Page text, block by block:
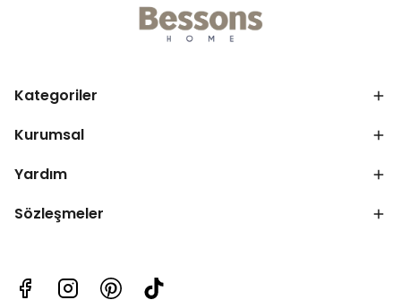
Kategoriler
Kurumsal
Yardım
Sözleşmeler